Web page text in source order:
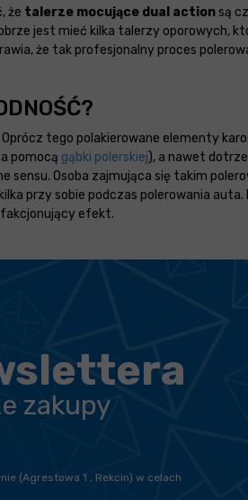
że talerze mocujące dual actionsą
jest mieć kilka talerzy oporowych,
że tak profesjonalny proces
tego polakierowane elementy
pomocą gąbki polerskiej), a nawet
Osoba zajmująca się takim
przy sobie podczas polerowania auta.
efekt.
zakupy
(Agrestowa 1 , Rekcin) w celach